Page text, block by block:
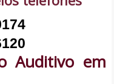
Auditivo em